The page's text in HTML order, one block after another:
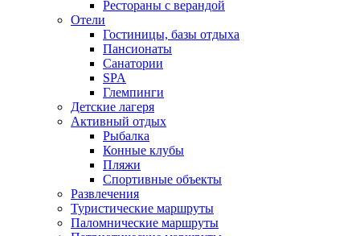
Рестораны с верандой
Отели
Гостиницы, базы отдыха
Пансионаты
Санатории
SPA
Глемпинги
Детские лагеря
Активный отдых
Рыбалка
Конные клубы
Пляжи
Спортивные объекты
Развлечения
Туристические маршруты
Паломнические маршруты